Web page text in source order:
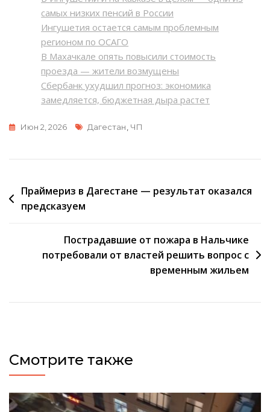
самых низких пенсий в России
Ингушетия остается самым проблемным
регионом по ОСАГО
В Махачкале опять повысили стоимость
проезда — жители возмущены
Сбербанк ухудшил прогноз: экономика
замедляется, бюджетная дыра растет
Июн 2, 2026 Метки
Дагестан ЧП
Навигация
по
Праймериз в Дагестане — результат оказался
предсказуем
Пострадавшие от пожара в Нальчике
потребовали от властей решить вопрос с
временным жильем
Смотрите также